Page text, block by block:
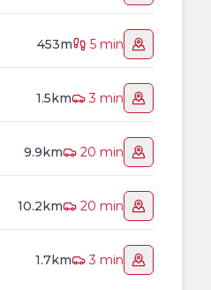
453m 5 min
1.5km 3 min
9.9km 20 min
10.2km 20 min
1.7km 3 min